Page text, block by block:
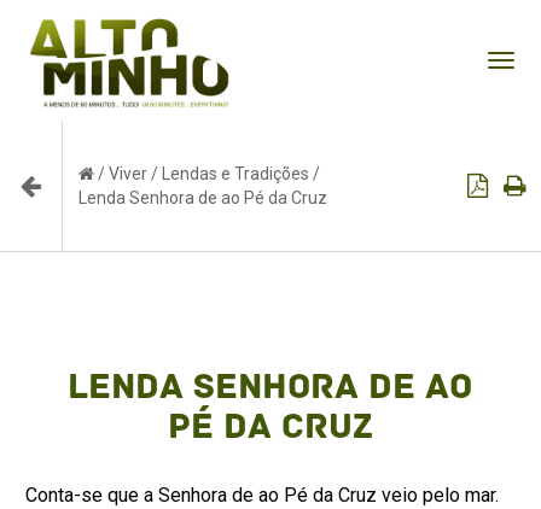
/Viver/ Lendas e Tradições /
Lenda Senhora de ao Pé da Cruz
Lenda Senhora de ao
Pé da Cruz
Conta-se que a Senhora de ao Pé da Cruz veio pelo mar.